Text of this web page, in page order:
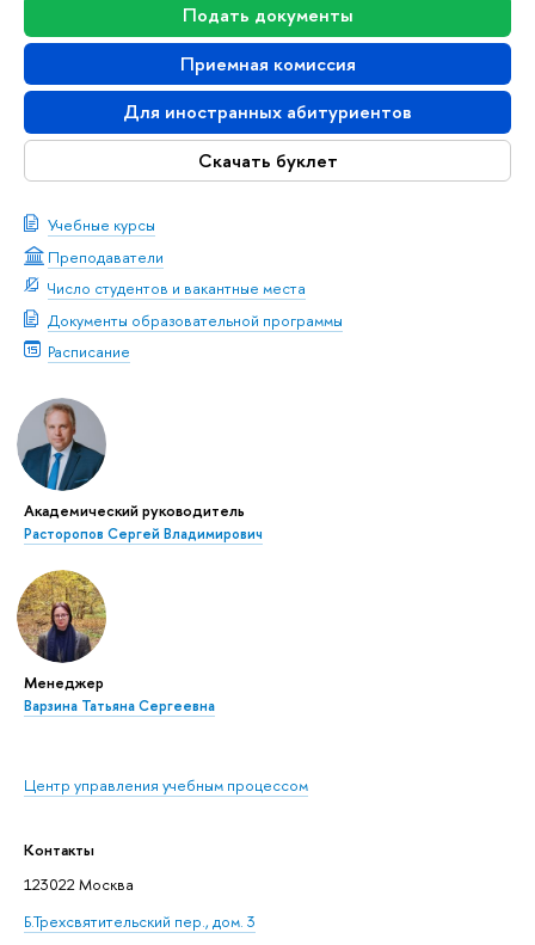
Подать документы
Приемная комиссия
Для иностранных абитуриентов
Скачать буклет
Учебные курсы
Преподаватели
Число студентов и вакантные места
Документы образовательной программы
Расписание
Академический руководитель
Расторопов Сергей Владимирович
Менеджер
Варзина Татьяна Сергеевна
Центр управления учебным процессом
Контакты
123022 Москва
Б.Трехсвятительский пер., дом. 3